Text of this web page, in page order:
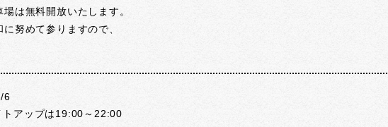
は無料開放いたします。
努めて参りますので、
6
トアップは19:00～22:00